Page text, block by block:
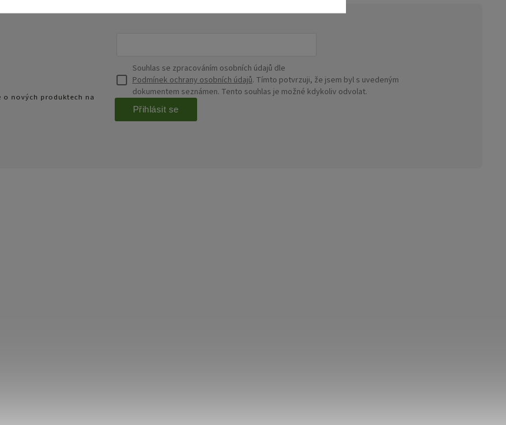
o nových produktech na
Souhlas se zpracováním osobních údajů dle
Podmínek ochrany osobních údajů. Tímto potvrzuji, že jsem byl s uvedeným
dokumentem seznámen. Tento souhlas je možné kdykoliv odvolat.
Přihlásit se